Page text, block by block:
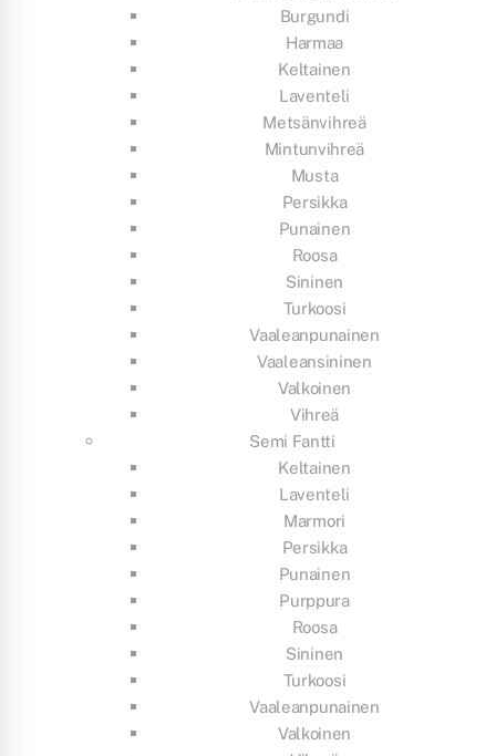
Burgundi
Harmaa
Keltainen
Laventeli
Metsänvihreä
Mintunvihreä
Musta
Persikka
Punainen
Roosa
Sininen
Turkoosi
Vaaleanpunainen
Vaaleansininen
Valkoinen
Vihreä
Semi Fantti
Keltainen
Laventeli
Marmori
Persikka
Punainen
Purppura
Roosa
Sininen
Turkoosi
Vaaleanpunainen
Valkoinen